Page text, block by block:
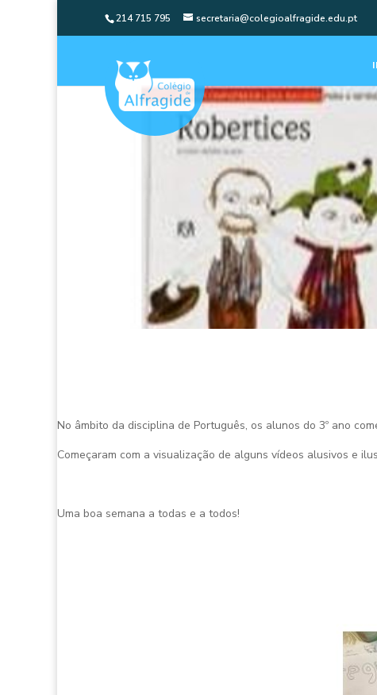
214 715 795 secretaria@colegioalfragide.edu.pt
No âmbito da disciplina de Português, os alunos do 3º ano
Começaram com a visualização de alguns vídeos alusivos e
Uma boa semana a todas e a todos!